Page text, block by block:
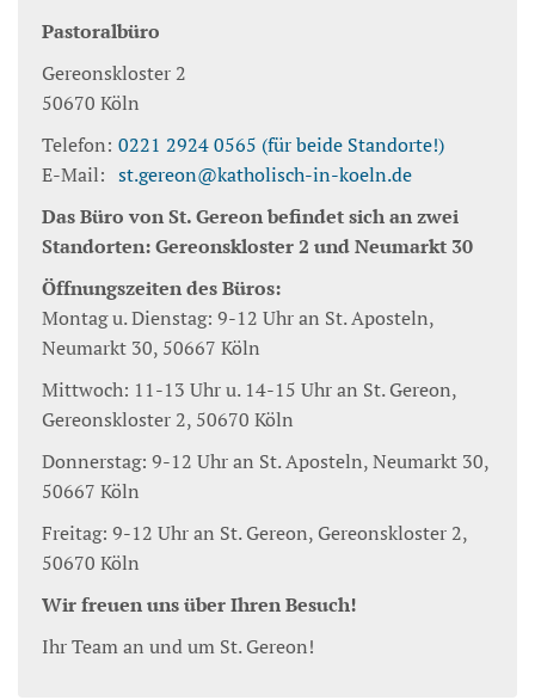
Pastoralbüro
Gereonskloster 2
50670 Köln
Telefon: 0221 2924 0565 (für beide Standorte!)
E-Mail: st.gereon@katholisch-in-koeln.de
Das Büro von St. Gereon befindet sich an zwei
Standorten: Gereonskloster 2 und Neumarkt 30
Öffnungszeiten des Büros:
Montag u. Dienstag: 9-12 Uhr an St. Aposteln,
Neumarkt 30, 50667 Köln
Mittwoch: 11-13 Uhr u. 14-15 Uhr an St. Gereon,
Gereonskloster 2, 50670 Köln
Donnerstag: 9-12 Uhr an St. Aposteln, Neumarkt 30,
50667 Köln
Freitag: 9-12 Uhr an St. Gereon, Gereonskloster 2,
50670 Köln
Wir freuen uns über Ihren Besuch!
Ihr Team an und um St. Gereon!